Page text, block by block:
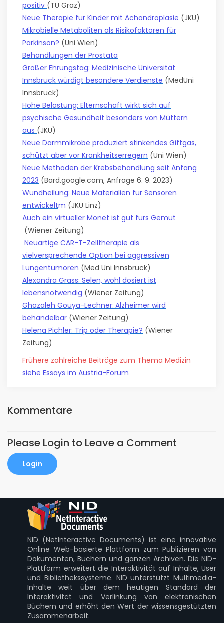
positiv (TU Graz)
Neue Therapie für Kinder mit Achondroplasie (JKU)
Mikrobielle Metaboliten als Risikofaktoren für
Parkinson? (Uni Wien)
Behandlungen der Prostata
Großer Ehrungstag: Medizinische Universität
Innsbruck würdigt besondere Verdienste (MedUni
Innsbruck)
Hohe Belastung: Elternschaft wirkt sich auf
psychische Gesundheit besonders von Müttern
aus (JKU)
Neue Darmmikrobe produziert stinkendes Giftgas,
schützt aber vor Krankheitserregern (Uni Wien)
Neue Methoden der Krebsbehandlung seit Anfang
2023 (Bard.google.com, Anfrage 6. 9. 2023)
Wundheilung: Neue Materialien für Sensoren
entwickeltm (JKU Linz)
Auch ein virtueller Monet ist gut fürs Gemüt
(Wiener Zeitung)
Neuartige CAR-T-Zelltherapie als
vielversprechende Option bei aggressiven
Lungentumoren (Med Uni Innsbruck)
Alexandra Grass: Selen, wohl dosiert ist
lebensnotwendig (Wiener Zeitung)
Ghazaleh Gouya-Lechner: Alzheimer wird
behandelbar (Wiener Zeitung)
Helena Pichler: Trip oder Therapie? (Wiener
Zeitung)
Frühere zahlreiche Beiträge zum Thema Medizin
siehe Essays im Austria-Forum
Kommentare
Please Login to Leave a Comment
Login
NID (NetInteractive Documents) ist eine innovative
Online Web-basierte Plattform zum Publizieren von
Dokumenten, Büchern und ganzen Archiven. Die NID-
Plattform erweitert die Interaktivität auf Inhalte, User
und Bibliothekssysteme. NID unterstützt Multimedia-
Inhalte weit über dem heutigen Standard der
Interaktivität und Verlinkung von elektronischen
Büchern und erhöht den Wert der wissensgestützten
Zusammenarbeit.